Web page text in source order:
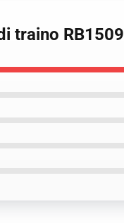
traino RB1509